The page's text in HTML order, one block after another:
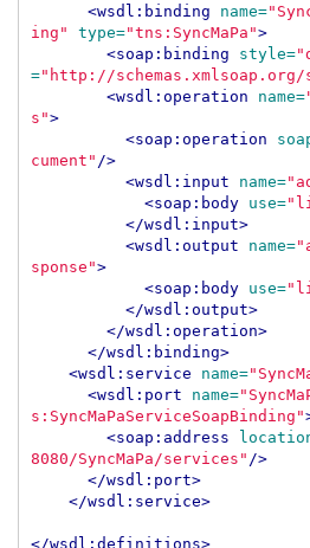
<wsdl:binding name=
ing"
type="tns:SyncMaPa">
<soap:binding
style=
="http://schemas.xmlsoap.org/
<wsdl:operation
name=
s">
<soap:operation
cument" />
<wsdl:input
name=
<soap:body
use=
</wsdl:input>
<wsdl:output
name=
sponse">
<soap:body
use=
</wsdl:output>
</wsdl:operation>
</wsdl:binding>
<wsdl:service
name=
<wsdl:port
name=
s:SyncMaPaServiceSoapBinding"
<soap:address
8080/SyncMaPa/services" />
</wsdl:port>
</wsdl:service>
</wsdl:definitions>